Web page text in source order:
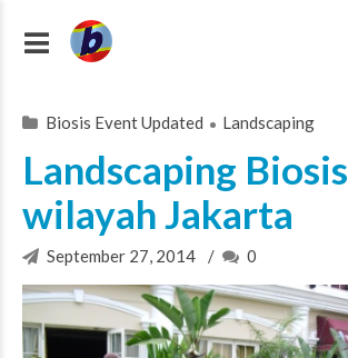
Biosis Event Updated Landscaping
Landscaping Biosis
wilayah Jakarta
September 27, 2014 0